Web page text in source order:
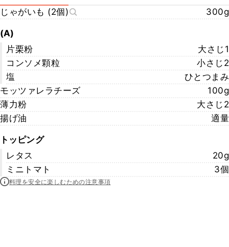
じゃがいも (2個)
300g
(A)
片栗粉
大さじ1
コンソメ顆粒
小さじ2
塩
ひとつまみ
モッツァレラチーズ
100g
薄力粉
大さじ2
揚げ油
適量
トッピング
レタス
20g
ミニトマト
3個
料理を安全に楽しむための注意事項